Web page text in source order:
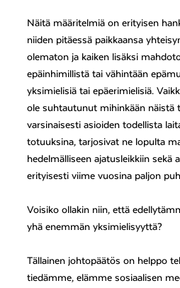
Näitä määritelmiä on erityisen
niiden pitäessä paikkaansa
olematon ja kaiken lisäksi
epäinhimillistä tai vähintään
yksimielisiä tai epäerimielisiä.
ole suhtautunut mihinkään näistä
varsinaisesti asioiden todellista
totuuksina, tarjosivat ne lopulta
hedelmälliseen ajatusleikkiin sekä
erityisesti viime vuosina paljon
Voisiko ollakin niin, että
yhä enemmän yksimielisyyttä?
Tällainen johtopäätös on helppo
tiedämme, elämme sosiaalisen